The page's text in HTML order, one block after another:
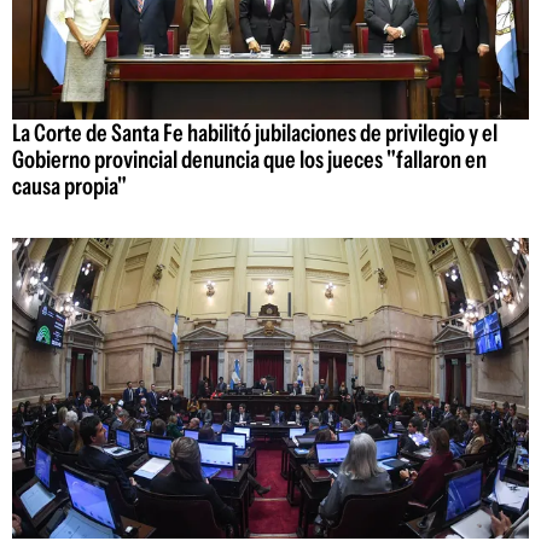
La Corte de Santa Fe habilitó jubilaciones de privilegio y el
Gobierno provincial denuncia que los jueces "fallaron en
causa propia"